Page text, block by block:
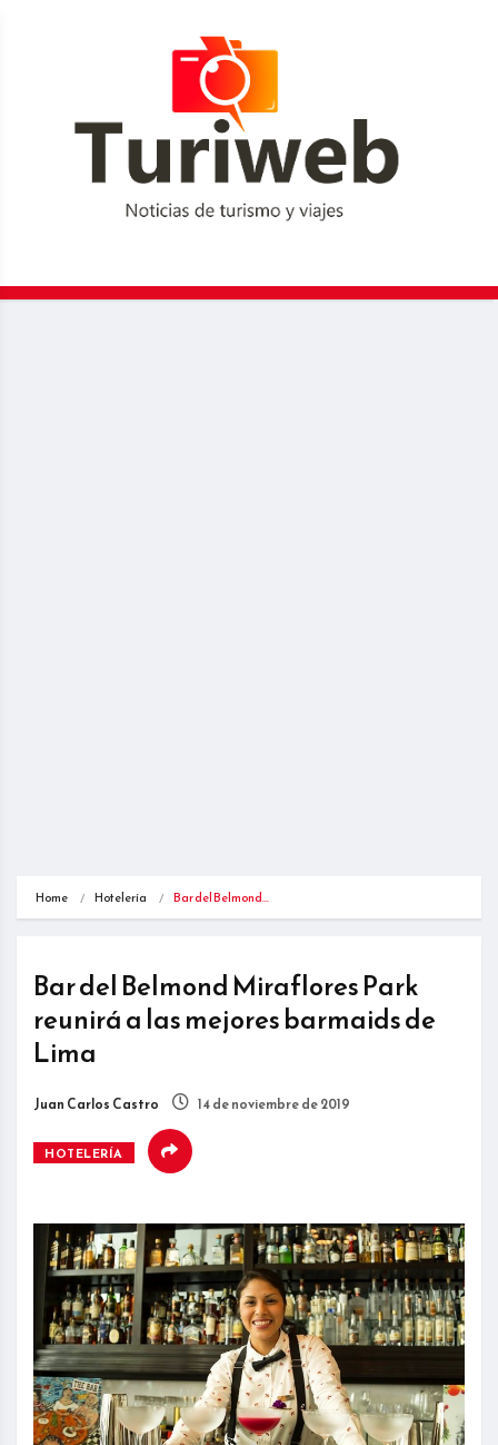
Home Hotelería Bar del Belmond…
Bar del Belmond Miraflores Park
reunirá a las mejores barmaids de
Lima
Juan Carlos Castro 14 de noviembre de 2019
HOTELERÍA